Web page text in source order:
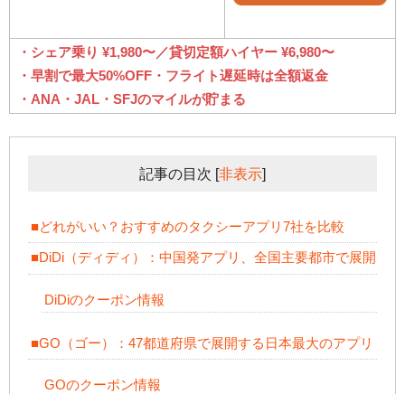
・シェア乗り ¥1,980〜／貸切定額ハイヤー ¥6,980〜
・早割で最大50%OFF・フライト遅延時は全額返金
・ANA・JAL・SFJのマイルが貯まる
記事の目次 [非表示]
■どれがいい？おすすめのタクシーアプリ7社を比較
■DiDi（ディディ）：中国発アプリ、全国主要都市で展開
DiDiのクーポン情報
■GO（ゴー）：47都道府県で展開する日本最大のアプリ
GOのクーポン情報